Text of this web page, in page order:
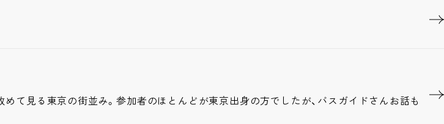
て見る東京の街並み。参加者のほとんどが東京出身の方でしたが、バスガイドさんお話も